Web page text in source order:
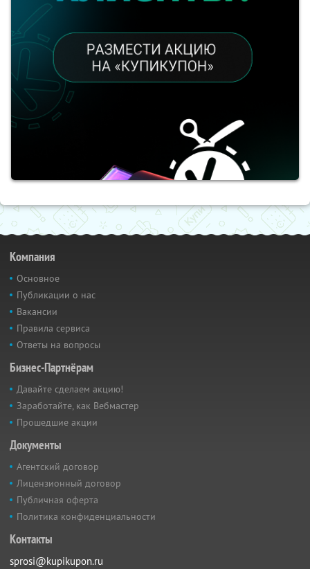
Компания
Основное
Публикации о нас
Вакансии
Правила сервиса
Ответы на вопросы
Бизнес-Партнёрам
Давайте сделаем акцию!
Заработайте, как Вебмастер
Прошедшие акции
Документы
Агентский договор
Лицензионный договор
Публичная оферта
Политика конфиденциальности
Контакты
sprosi@kupikupon.ru